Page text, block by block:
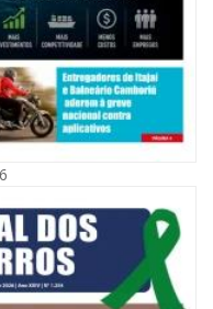
fortes e queda de